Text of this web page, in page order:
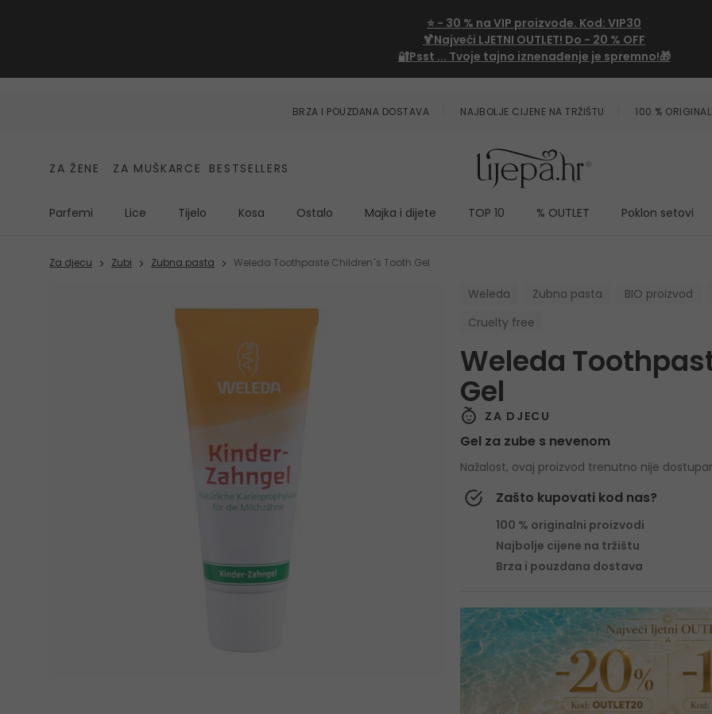
⭐ - 30 % na VIP proizvode. Kod: VIP30
🍹Najveći LJETNI OUTLET! Do - 20 % OFF
🔐Psst ... Tvoje tajno iznenađenje je spremno!🎁
BRZA I POUZDANA DOSTAVA NAJBOLJE CIJENE NA TRŽIŠTU 100 %
ZA ŽENE ZA MUŠKARCE BESTSELLERS
Parfemi Lice Tijelo Kosa Ostalo Majka i dijete TOP 10 % OUTLET Poklon setovi
Za djecu Zubi Zubna pasta Weleda Toothpaste Children´s Tooth Gel
Weleda Zubna pasta BIO proizvod
Cruelty free
Weleda
Gel
ZA DJECU
Gel za zube s nevenom
Nažalost, ovaj proizvod trenutno nije
Zašto kupovati kod nas?
100 % originalni proizvodi
Najbolje cijene na tržištu
Brza i pouzdana dostava